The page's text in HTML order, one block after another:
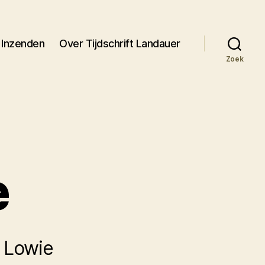
Inzenden Over Tijdschrift Landauer
Zoek